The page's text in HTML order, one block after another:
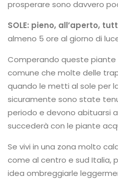
prosperare sono davvero
SOLE: pieno, all’aperto,
almeno 5 ore al giorno di
Comperando queste piante
comune che molte delle
quando le metti al sole per
sicuramente sono state
periodo e devono abituarsi
succederà con le piante
Se vivi in ​​una zona molto
come al centro e sud Italia,
idea ombreggiarle